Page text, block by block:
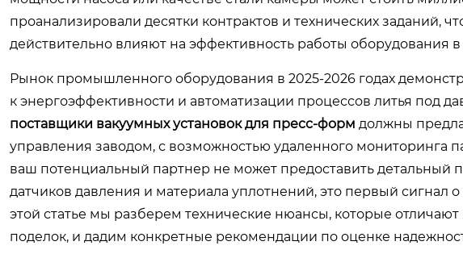
проанализировали десятки контрактов и технических заданий,
действительно влияют на эффективность работы оборудования в
Рынок промышленного оборудования в 2025-2026 годах
к энергоэффективности и автоматизации процессов литья под
поставщики вакуумных установок для пресс-форм должны
управления заводом, с возможностью удаленного мониторинга
ваш потенциальный партнер не может предоставить детальный
датчиков давления и материала уплотнений, это первый
этой статье мы разберем технические нюансы, которые
поделок, и дадим конкретные рекомендации по оценке